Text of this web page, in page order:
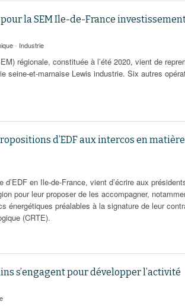
la SEM Ile-de-France
- Industrie
régionale, constituée à l’été 2020, vient de
seine-et-marnaise Lewis industrie. Six autres
d’EDF aux intercos en
d’EDF en Ile-de-France, vient d’écrire aux
pour leur proposer de les accompagner,
énergétiques préalables à la signature de leur
(CRTE).
s’engagent pour développer l’activité